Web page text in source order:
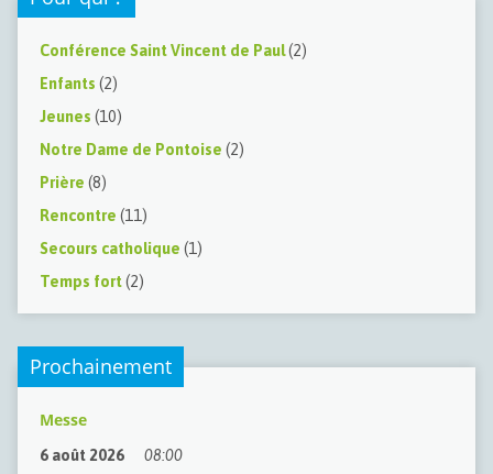
Conférence Saint Vincent de Paul(2)
Enfants (2)
Jeunes (10)
Notre Dame de Pontoise (2)
Prière (8)
Rencontre (11)
Secours catholique (1)
Temps fort(2)
Prochainement
Messe
6 août 2026 08:00